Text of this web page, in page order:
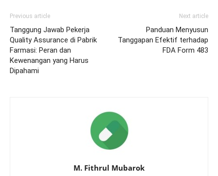
Previous article
Tanggung Jawab Pekerja
Quality Assurance di Pabrik
Farmasi: Peran dan
Kewenangan yang Harus
Dipahami
Next article
Panduan Menyusun
Tanggapan Efektif terhadap
FDA Form 483
M. Fithrul Mubarok